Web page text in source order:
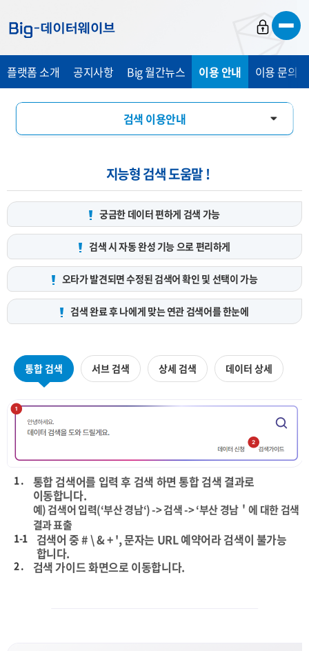
가
기
가
기
가
기
플랫폼 소개 공지사항 Big 월간뉴스 이용 안내 이용 문의
검색 이용안내
지능형 검색 도움말 !
궁금한 데이터 편하게 검색 가능
검색 시 자동 완성 기능으로 편리하게
오타가 발견되면 수정된 검색어확인 및 선택이 가능
검색 완료 후 나에게 맞는연관 검색어를 한눈에
통합 검색 서브 검색 상세 검색 데이터 상세
1 .
통합 검색어를 입력 후 검색 하면 통합 검색 결과로
이동합니다.
예) 검색어 입력(‘부산 경남‘) -> 검색 -> ‘부산 경남＇에 대한 검색
결과 표출
1-1
검색어 중 # \ & + ', 문자는 URL 예약어라 검색이 불가능
합니다.
2 . 검색 가이드 화면으로 이동합니다.